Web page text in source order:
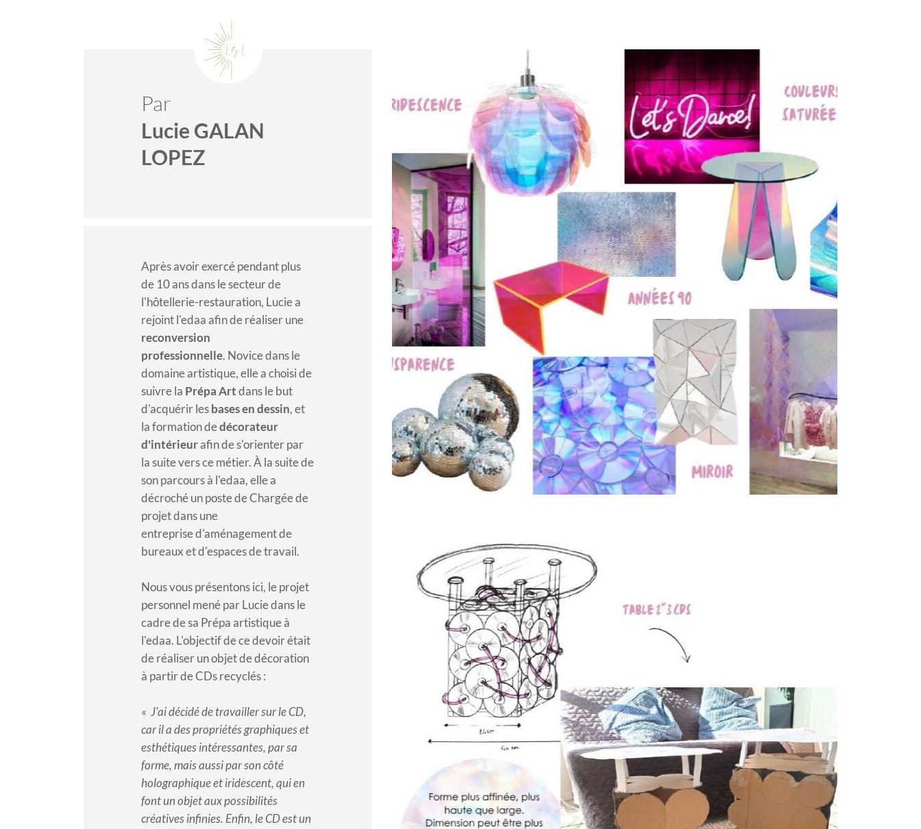
Par
Lucie GALAN
LOPEZ
Après avoir exercé pendant plus
de 10 ans dans le secteur de
l'hôtellerie-restauration, Lucie a
rejoint l'edaa afin de réaliser une
reconversion
professionnelle. Novice dans le
domaine artistique, elle a choisi de
suivre la Prépa Artdans le but
d'acquérir les bases en dessin, et
la formation dedécorateur
d'intérieurafin de s'orienter par
la suite vers ce métier. À la suite de
son parcours à l'edaa, elle a
décroché un poste de Chargée de
projet dans une
entreprise d'aménagement de
bureaux et d'espaces de travail.
Nous vous présentons ici, le projet
personnel mené par Lucie dans le
cadre de sa Prépa artistique à
l'edaa. L'objectif de ce devoir était
de réaliser un objet de décoration
à partir de CDs recyclés :
​«J'ai décidé de travailler sur le CD,
car il a des propriétés graphiques et
esthétiques intéressantes, par sa
forme, mais aussi par son côté
holographique et iridescent, qui en
font un objet aux possibilités
créatives infinies. Enfin, le CD est un
PLANCHE D'INSPIRATION
Lorsque j’ai débuté les recherches, je ne savais pas où ce sujet allait
me mener, je suis simplement parti de ce que représente le CD et
de ses enjeux avec l’idée de créer un objet de décoration en CDs.
Au fil des recherches, l’idée m’est venue, de créer un objet à la fois
utile et décoratif, qui possède plusieurs fonctions tout en étant
moderne et résolument rétro.